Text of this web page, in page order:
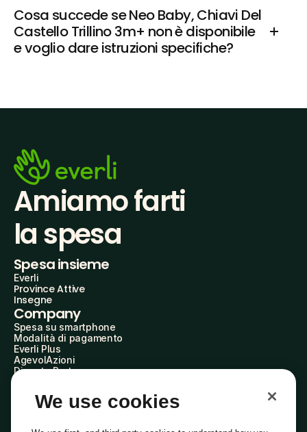
Cosa succede se Neo Baby, Chiavi Del
Castello Trillino 3m+ non è disponibile
e voglio dare istruzioni specifiche?
Amiamo farti
la spesa
Spesa insieme
Everli
Province Attive
Insegne
Company
Spesa su smartphone
Modalità di pagamento
Everli Plus
AgevolAzioni
Diventa Partner
Everli Shoppers
About Us
We use cookies